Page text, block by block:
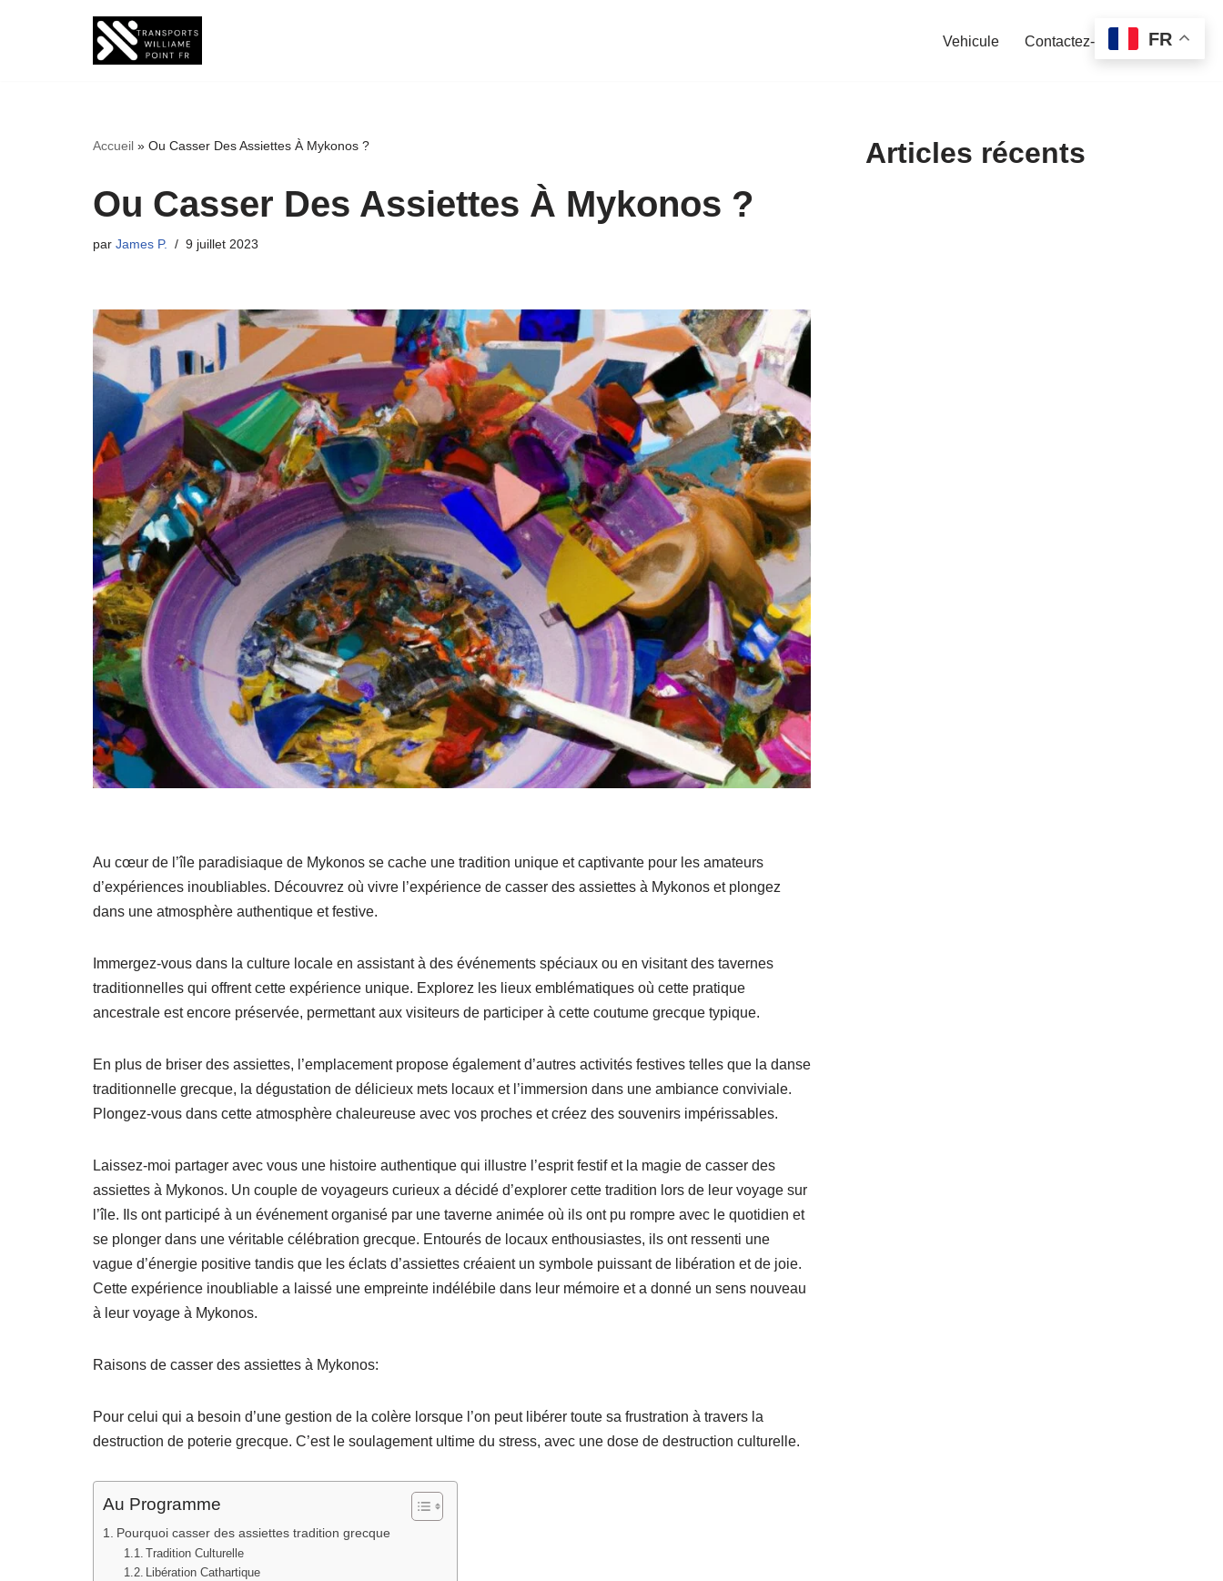
Vehicule Contactez-nous
Accueil » Ou Casser Des Assiettes À Mykonos ?
Ou Casser Des Assiettes À Mykonos ?
par James P. 9 juillet 2023
Au cœur de l’île paradisiaque de Mykonos se cache une tradition unique et captivante pour les amateurs
d’expériences inoubliables. Découvrez où vivre l’expérience de casser des assiettes à Mykonos et plongez
dans une atmosphère authentique et festive.
Immergez-vous dans la culture locale en assistant à des événements spéciaux ou en visitant des tavernes
traditionnelles qui offrent cette expérience unique. Explorez les lieux emblématiques où cette pratique
ancestrale est encore préservée, permettant aux visiteurs de participer à cette coutume grecque typique.
En plus de briser des assiettes, l’emplacement propose également d’autres activités festives telles que la danse
traditionnelle grecque, la dégustation de délicieux mets locaux et l’immersion dans une ambiance conviviale.
Plongez-vous dans cette atmosphère chaleureuse avec vos proches et créez des souvenirs impérissables.
Laissez-moi partager avec vous une histoire authentique qui illustre l’esprit festif et la magie de casser des
assiettes à Mykonos. Un couple de voyageurs curieux a décidé d’explorer cette tradition lors de leur voyage sur
l’île. Ils ont participé à un événement organisé par une taverne animée où ils ont pu rompre avec le quotidien et
se plonger dans une véritable célébration grecque. Entourés de locaux enthousiastes, ils ont ressenti une
vague d’énergie positive tandis que les éclats d’assiettes créaient un symbole puissant de libération et de joie.
Cette expérience inoubliable a laissé une empreinte indélébile dans leur mémoire et a donné un sens nouveau
à leur voyage à Mykonos.
Raisons de casser des assiettes à Mykonos:
Pour celui qui a besoin d’une gestion de la colère lorsque l’on peut libérer toute sa frustration à travers la
destruction de poterie grecque. C’est le soulagement ultime du stress, avec une dose de destruction culturelle.
Au Programme
Pourquoi casser des assiettes tradition grecque
Tradition Culturelle
Libération Cathartique
Articles récents
FR